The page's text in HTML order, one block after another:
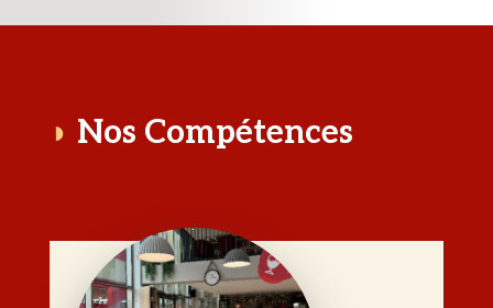
◗ Nos Compétences